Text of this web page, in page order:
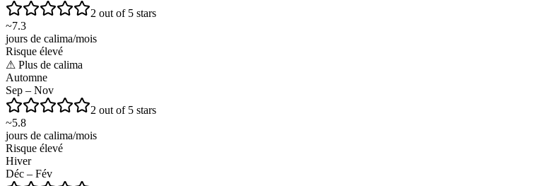
2 out of 5 stars
~7.3
jours de calima/mois
Risque élevé
⚠ Plus de calima
Automne
Sep – Nov
2 out of 5 stars
~5.8
jours de calima/mois
Risque élevé
Hiver
Déc – Fév